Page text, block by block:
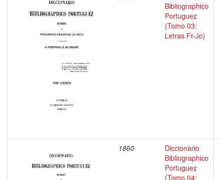
Bibliographico
Portuguez
(Tomo 03:
Letras Fr-Jo)
1860
Diccionario
Bibliographico
Portuguez
(Tomo 04: